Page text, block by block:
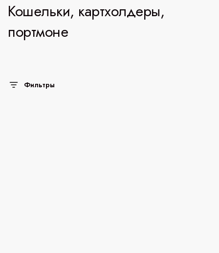
Кошельки, картхолдеры,
портмоне
Фильтры